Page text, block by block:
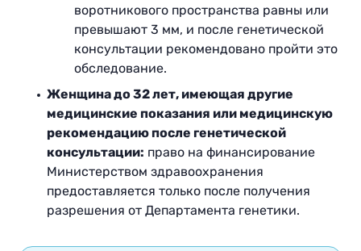
воротникового пространства равны или
превышают 3 мм, и после генетической
консультации рекомендовано пройти это
обследование.
Женщина до 32 лет, имеющая другие
медицинские показания или медицинскую
рекомендацию после генетической
консультации: право на финансирование
Министерством здравоохранения
предоставляется только после получения
разрешения от Департамента генетики.